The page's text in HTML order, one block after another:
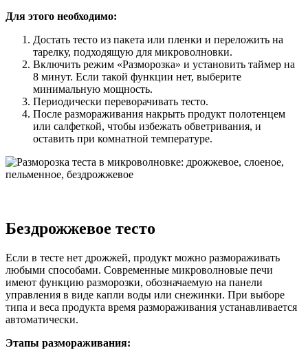
Для этого необходимо:
Достать тесто из пакета или пленки и переложить на
тарелку, подходящую для микроволновки.
Включить режим «Разморозка» и установить таймер на
8 минут. Если такой функции нет, выберите
минимальную мощность.
Периодически переворачивать тесто.
После размораживания накрыть продукт полотенцем
или салфеткой, чтобы избежать обветривания, и
оставить при комнатной температуре.
Бездрожжевое тесто
Если в тесте нет дрожжей, продукт можно размораживать
любыми способами. Современные микроволновые печи
имеют функцию разморозки, обозначаемую на панели
управления в виде капли воды или снежинки. При выборе
типа и веса продукта время размораживания устанавливается
автоматически.
Этапы размораживания: